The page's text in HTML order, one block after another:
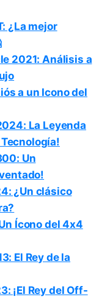
¿La mejor
2021: Análisis a
a un Icono del
La Leyenda
Un
¿Un clásico
Ícono del 4x4
El Rey de la
¡El Rey del Off-